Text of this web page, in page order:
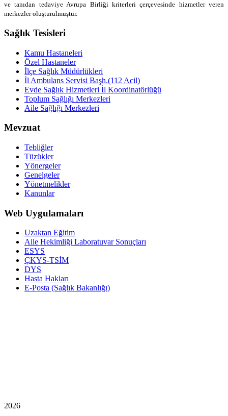
ve tanıdan tedaviye Avrupa Birliği kriterleri çerçevesinde hizmetler veren
merkezler oluşturulmuştur.
Sağlık Tesisleri
Kamu Hastaneleri
Özel Hastaneler
İlçe Sağlık Müdürlükleri
İl Ambulans Servisi Başh.(112 Acil)
Evde Sağlık Hizmetleri İl Koordinatörlüğü
Toplum Sağlığı Merkezleri
Aile Sağlığı Merkezleri
Mevzuat
Tebliğler
Tüzükler
Yönergeler
Genelgeler
Yönetmelikler
Kanunlar
Web Uygulamaları
Uzaktan Eğitim
Aile Hekimliği Laboratuvar Sonuçları
ESYS
ÇKYS-TSİM
DYS
Hasta Hakları
E-Posta (Sağlık Bakanlığı)
2026